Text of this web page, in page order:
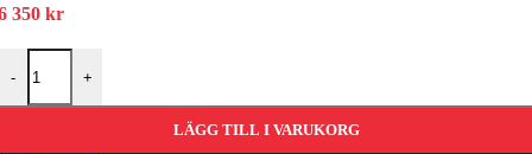
350 kr
-
Attica 20mm mängd
+
LÄGG TILL I VARUKORG